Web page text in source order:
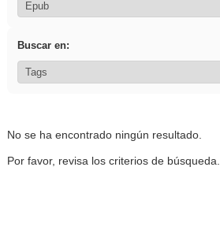
Buscar en:
No se ha encontrado ningún resultado.
Por favor, revisa los criterios de búsqueda.